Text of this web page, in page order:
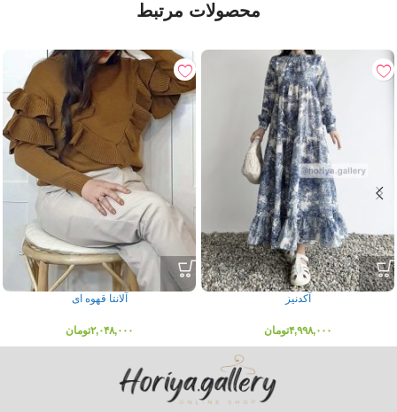
محصولات مرتبط
آکدنیز
۴,۹۹۸,۰۰۰تومان
آلانتا قهوه ای
۲,۰۴۸,۰۰۰تومان